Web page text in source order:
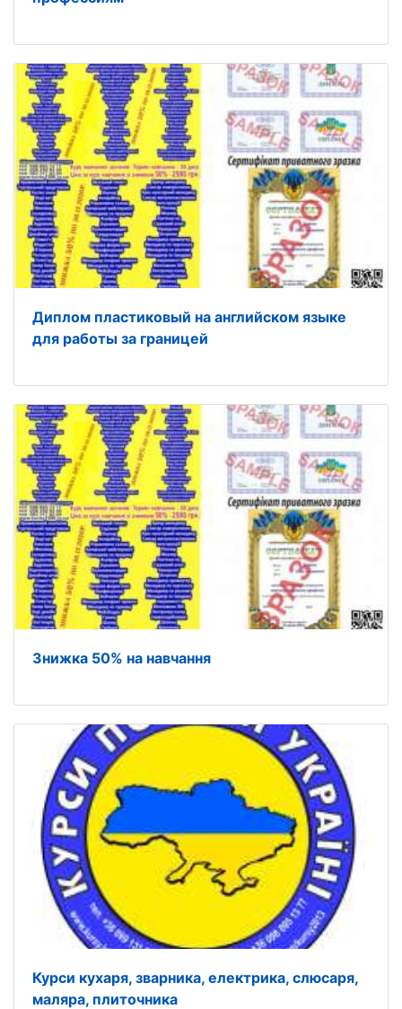
Диплом пластиковый на английском языке
для работы за границей
Знижка 50% на навчання
Курси кухаря, зварника, електрика, слюсаря,
маляра, плиточника